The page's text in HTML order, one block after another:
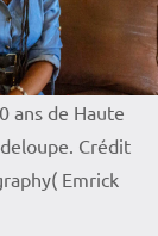
ans de Haute
Crédit
Emrick